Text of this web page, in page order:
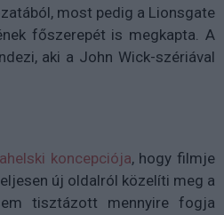
most pedig a Lionsgate
főszerepét is megkapta. A
aki a John Wick-szériával
koncepciója, hogy filmje
új oldalról közelíti meg a
tisztázott mennyire fogja